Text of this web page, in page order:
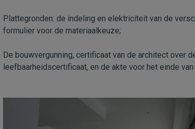
Plattegronden: de indeling en elektriciteit van de
formulier voor de materiaalkeuze;
De bouwvergunning, certificaat van de architect over
leefbaarheidscertificaat, en de akte voor het einde van